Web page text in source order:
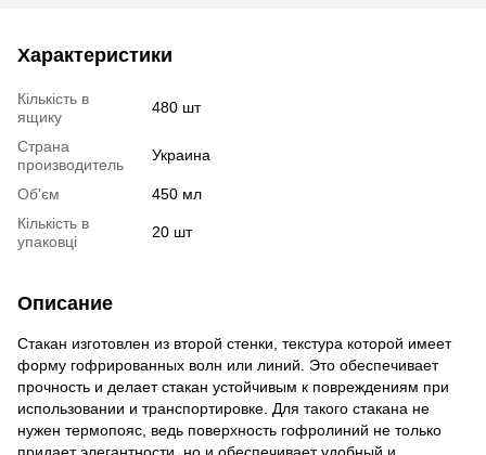
Характеристики
Кількість в
ящику
480 шт
Страна
производитель
Украина
Об'єм
450 мл
Кількість в
упаковці
20 шт
Описание
Стакан изготовлен из второй стенки, текстура которой имеет
форму гофрированных волн или линий. Это обеспечивает
прочность и делает стакан устойчивым к повреждениям при
использовании и транспортировке. Для такого стакана не
нужен термопояс, ведь поверхность гофролиний не только
придает элегантности, но и обеспечивает удобный и